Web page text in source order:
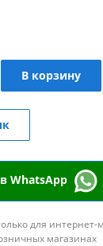
В корзину
WhatsApp
для
магазинах